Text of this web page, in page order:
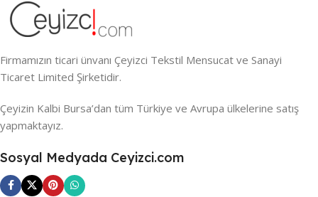
Firmamızın ticari ünvanı Çeyizci Tekstil Mensucat ve Sanayi
Ticaret Limited Şirketidir.
Çeyizin Kalbi Bursa’dan tüm Türkiye ve Avrupa ülkelerine satış
yapmaktayız.
Sosyal Medyada Ceyizci.com